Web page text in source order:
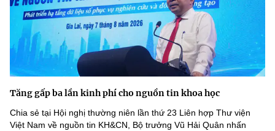
Tăng gấp ba lần kinh phí cho nguồn tin khoa học
Chia sẻ tại Hội nghị thường niên lần thứ 23 Liên hợp Thư viện
Việt Nam về nguồn tin KH&CN, Bộ trưởng Vũ Hải Quân nhấn